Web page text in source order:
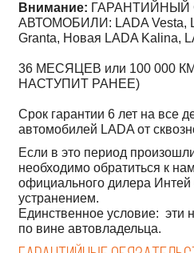
Внимание:
АВТОМОБИЛИ: LADA Vesta,
Granta, Новая LADA Kalina,
36 МЕСЯЦЕВ или 100 000
НАСТУПИТ РАНЕЕ)
Срок гарантии 6 лет на все
автомобилей LADA от
Если в это период
необходимо обратиться к
официального дилера Интей
устранением.
Единственное условие: эти
по вине автовладельца.